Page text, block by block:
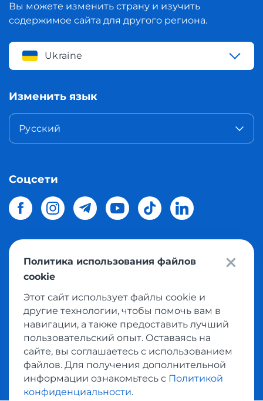
Вы можете изменить страну и изучить
содержимое сайта для другого региона.
Ukraine
Изменить язык
Русский
Соцсети
© 2026 Meest Shoppingдоставка покупок с интернет
магазинов мира в Украину.
Политика конфиденциальности
Публичная оферта
Условия пользования сервисом выкупа товаров
Политика использования файлов
cookie
Этот сайт использует файлы cookie и
другие технологии, чтобы помочь вам в
навигации, а также предоставить лучший
пользовательский опыт. Оставаясь на
сайте, вы соглашаетесь с использованием
файлов. Для получения дополнительной
информации ознакомьтесь с Политикой
конфиденциальности.